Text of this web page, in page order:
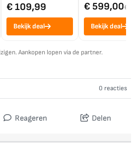
€ 109,99
Bekijk deal
€ 599,00€
Bekijk deal
Aankopen lopen via de partner.
0 reacties
Reageren Delen